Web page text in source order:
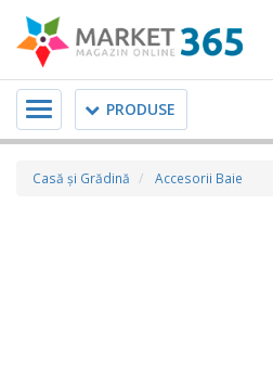
PRODUSE
Meniu
Casă şi Grădină Accesorii Baie